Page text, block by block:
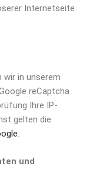
Internetseite
wir in unserem
reCaptcha
Ihre IP-
gelten die
.
und